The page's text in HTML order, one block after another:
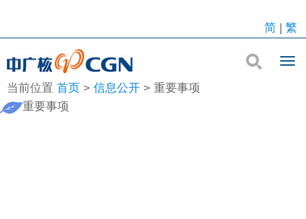
简| 繁
当前位置 首页 > 信息公开 > 重要事项
重要事项